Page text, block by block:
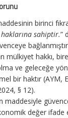
birinci
sahiptir.”
mülkiyet hakkı,
ve geleceğe
bir haktır (AYM,
§ 12).
maddesiyle
değer ifade